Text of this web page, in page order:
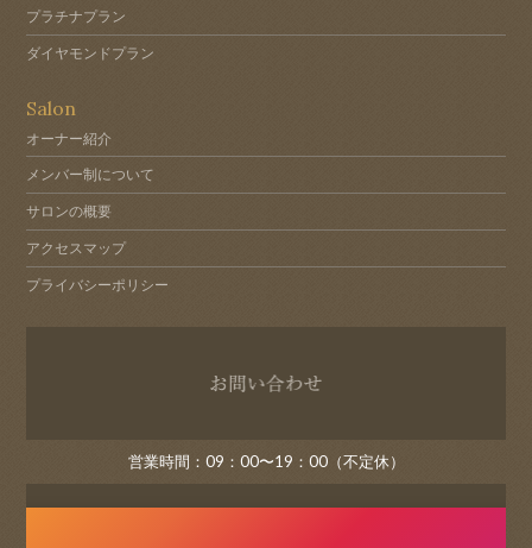
プラチナプラン
ダイヤモンドプラン
Salon
オーナー紹介
メンバー制について
サロンの概要
アクセスマップ
プライバシーポリシー
営業時間：09：00〜19：00（不定休）